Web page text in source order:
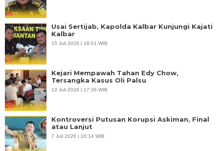
Usai Sertijab, Kapolda Kalbar Kunjungi Kajati
Kalbar
15 Juli 2026 | 18:01 WIB
Kejari Mempawah Tahan Edy Chow,
Tersangka Kasus Oli Palsu
13 Juli 2026 | 17:36 WIB
Kontroversi Putusan Korupsi Askiman, Final
atau Lanjut
7 Juli 2026 | 16:14 WIB